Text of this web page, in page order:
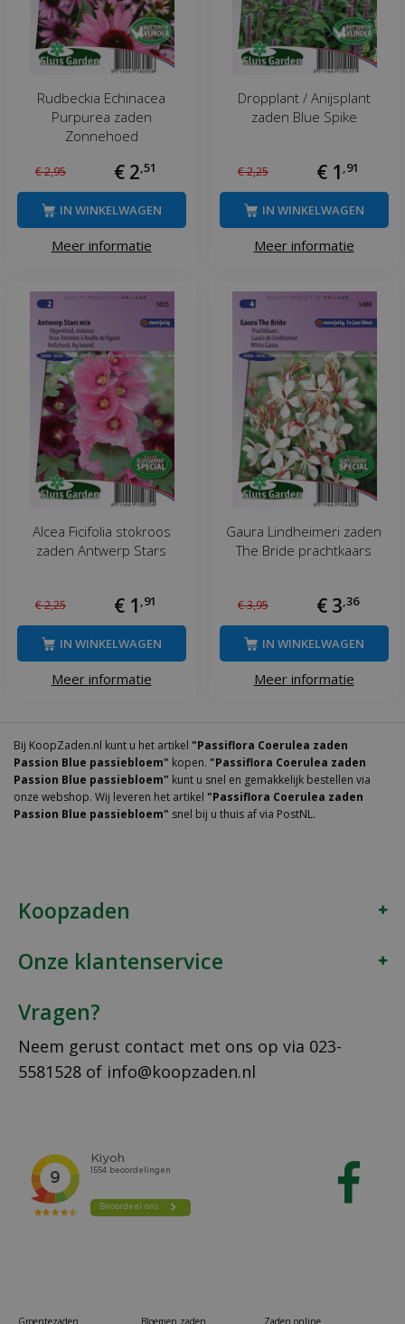
Rudbeckia Echinacea
Purpurea zaden
Zonnehoed
€2,95 € 2,51
Meer informatie
IN WINKELWAGEN
Dropplant / Anijsplant
zaden Blue Spike
€2,25 € 1 ,91
Meer informatie
IN WINKELWAGEN
Alcea Ficifolia stokroos
zaden Antwerp Stars
€2,25 € 1 ,91
Meer informatie
IN WINKELWAGEN
Gaura Lindheimeri zaden
The Bride prachtkaars
€3,95 € 3,36
Meer informatie
IN WINKELWAGEN
Bij KoopZaden.nl kunt u het artikel "Passiflora Coerulea zaden
Passion Blue passiebloem" kopen. "Passiflora Coerulea zaden
Passion Blue passiebloem" kunt u snel en gemakkelijk bestellen via
onze webshop. Wij leveren het artikel "Passiflora Coerulea zaden
Passion Blue passiebloem" snel bij u thuis af via PostNL.
Koopzaden
Onze klantenservice
Vragen?
Neem gerust contact met ons op via 023-
5581528 of info@koopzaden.nl
Groentezaden Bloemen zaden Zaden online